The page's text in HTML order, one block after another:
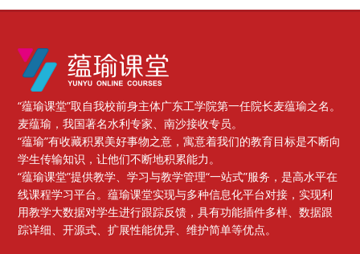
版块
“蕴瑜课堂”取自我校前身主体广东工学院第一任院长麦蕴瑜之名。
麦蕴瑜，我国著名水利专家、南沙接收专员。
“蕴瑜”有收藏积累美好事物之意，寓意着我们的教育目标是不断向
学生传输知识，让他们不断地积累能力。
“蕴瑜课堂”提供教学、学习与教学管理“一站式”服务，是高水平在
线课程学习平台。蕴瑜课堂实现与多种信息化平台对接，实现利
用教学大数据对学生进行跟踪反馈，具有功能插件多样、数据跟
踪详细、开源式、扩展性能优异、维护简单等优点。